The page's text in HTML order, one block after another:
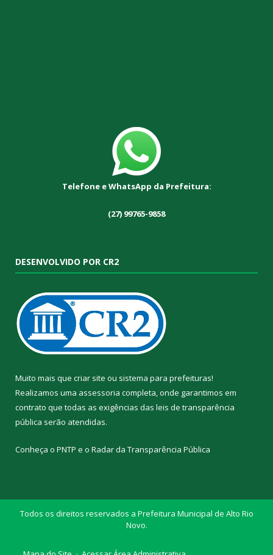
Telefone e WhatsApp da Prefeitura:
(27) 99765-9858
DESENVOLVIDO POR CR2
Muito mais que criar site ou sistema para prefeituras!
Realizamos uma assessoria completa, onde garantimos em
contrato que todas as exigências das leis de transparência
pública serão atendidas.
Conheça o PNTP e o Radar da Transparência Pública
Todos os direitos reservados a Prefeitura Municipal de Alto Rio
Novo.